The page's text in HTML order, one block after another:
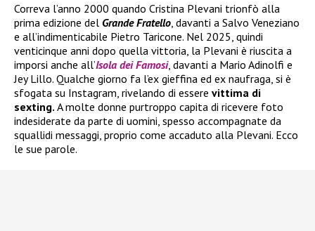
Correva l’anno 2000 quando Cristina Plevani trionfò alla
prima edizione del Grande Fratello , davanti a Salvo Veneziano
e all’indimenticabile Pietro Taricone. Nel 2025, quindi
venticinque anni dopo quella vittoria, la Plevani è riuscita a
imporsi anche all’Isola dei Famosi, davanti a Mario Adinolfi e
Jey Lillo. Qualche giorno fa l’ex gieffina ed ex naufraga, si è
sfogata su Instagram, rivelando di essere vittima di
sexting. A molte donne purtroppo capita di ricevere foto
indesiderate da parte di uomini, spesso accompagnate da
squallidi messaggi, proprio come accaduto alla Plevani. Ecco
le sue parole.